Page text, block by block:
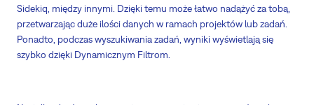
Sidekiq, między innymi. Dzięki temu może łatwo nadążyć za tobą,
przetwarzając duże ilości danych w ramach projektów lub zadań.
Ponadto, podczas wyszukiwania zadań, wyniki wyświetlają się
szybko dzięki Dynamicznym Filtrom.